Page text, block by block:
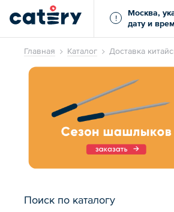
!
Москва,
дату и
Главная Каталог Доставка
Поиск по каталогу